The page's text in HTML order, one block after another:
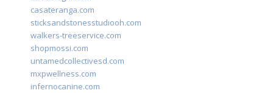
casateranga.com
sticksandstonesstudiooh.com
walkers-treeservice.com
shopmossi.com
untamedcollectivesd.com
mxpwellness.com
infernocanine.com